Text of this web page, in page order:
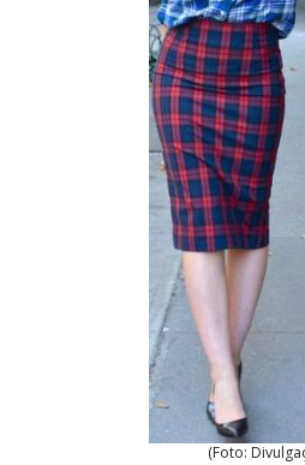
(Foto: